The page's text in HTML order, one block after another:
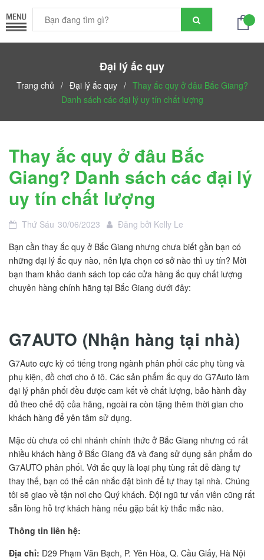
Đại lý ắc quy
Trang chủ / Đại lý ắc quy / Thay ắc quy ở đâu Bắc Giang?
Danh sách các đại lý uy tín chất lượng
Thay ắc quy ở đâu Bắc
Giang? Danh sách các đại lý
uy tín chất lượng
Thứ Sáu 30/06/2023 Đăng bởi Kelly Le
Bạn cần thay ắc quy ở Bắc Giang nhưng chưa biết gần bạn có
những đại lý ắc quy nào, nên lựa chọn cơ sở nào thì uy tín? Mời
bạn tham khảo danh sách top các cửa hàng ắc quy chất lượng
chuyên hàng chính hãng tại Bắc Giang dưới đây:
G7AUTO (Nhận hàng tại nhà)
G7Auto cực kỳ có tiếng trong ngành phân phối các phụ tùng và
phụ kiện, đồ chơi cho ô tô. Các sản phẩm ắc quy do G7Auto làm
đại lý phân phối đều được cam kết về chất lượng, bảo hành đầy
đủ theo chế độ của hãng, ngoài ra còn tặng thêm thời gian cho
khách hàng để yên tâm sử dụng.
Mặc dù chưa có chi nhánh chính thức ở Bắc Giang nhưng có rất
nhiều khách hàng ở Bắc Giang đã và đang sử dụng sản phẩm do
G7AUTO phân phối. Với ắc quy là loại phụ tùng rất dễ dàng tự
thay thế, bạn có thể cân nhắc đặt bình để tự thay tại nhà. Chúng
tôi sẽ giao về tận nơi cho Quý khách. Đội ngũ tư vấn viên cũng rất
sẵn lòng hỗ trợ khách hàng nếu gặp bất kỳ thắc mắc nào.
Thông tin liên hệ:
Địa chỉ: D29 Phạm Văn Bạch, P. Yên Hòa, Q. Cầu Giấy, Hà Nội